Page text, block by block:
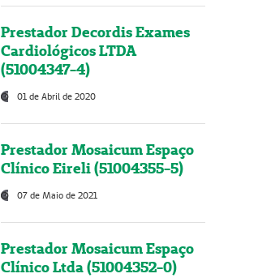
Prestador Decordis Exames
Cardiológicos LTDA
(51004347-4)
01 de Abril de 2020
Prestador Mosaicum Espaço
Clínico Eireli (51004355-5)
07 de Maio de 2021
Prestador Mosaicum Espaço
Clínico Ltda (51004352-0)